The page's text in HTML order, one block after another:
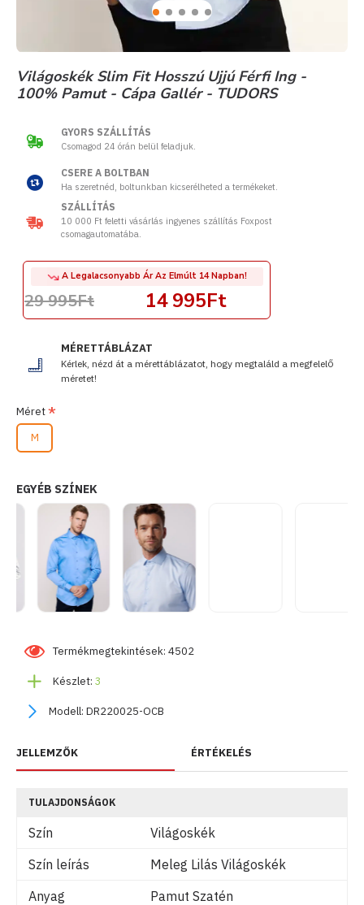
Világoskék Slim Fit Hosszú Ujjú Férfi Ing -
100% Pamut - Cápa Gallér - TUDORS
MÉRETTÁBLÁZAT
Kérlek, nézd át a mérettáblázatot, hogy megtaláld a megfelelő
méretet!
Készlet: 3
Modell: DR220025-OCB
Termékmegtekintések: 4502
14 995Ft
A Legalacsonyabb Ár Az Elmúlt 14 Napban!
29 995Ft
Méret
M
EGYÉB SZÍNEK
GYORS SZÁLLÍTÁS
Csomagod 24 órán belül feladjuk.
CSERE A BOLTBAN
Ha szeretnéd, boltunkban kicserélheted a termékeket.
SZÁLLÍTÁS
10 000 Ft feletti vásárlás ingyenes szállítás Foxpost
csomagautomatába.
JELLEMZŐK ÉRTÉKELÉS
TULAJDONSÁGOK
Szín
Világoskék
Szín leírás
Meleg Lilás Világoskék
Anyag
Pamut Szatén